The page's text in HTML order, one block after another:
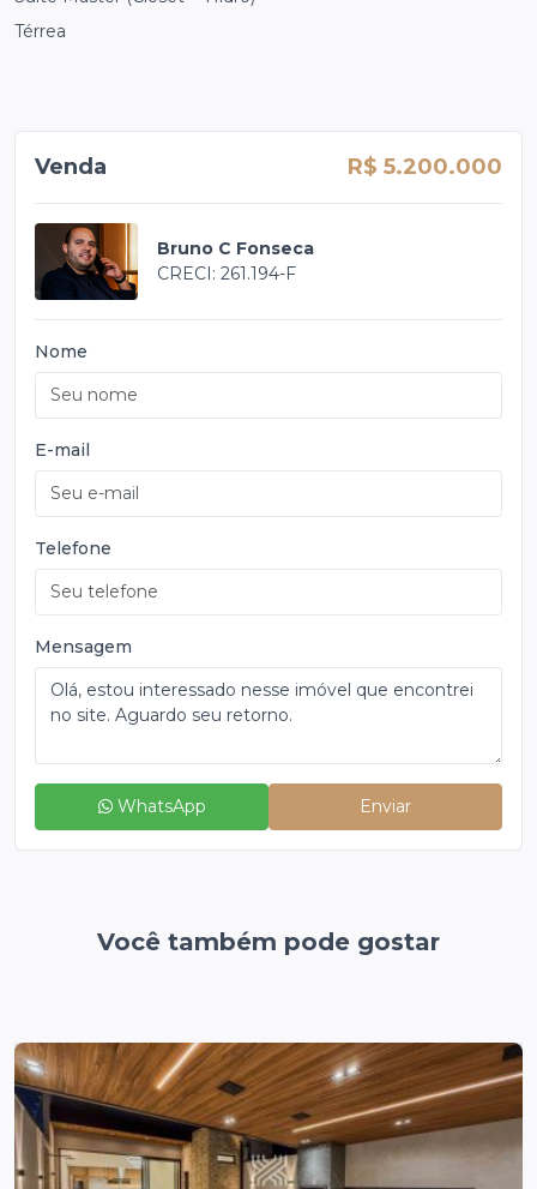
Térrea
Venda R$ 5.200.000
Bruno C Fonseca
CRECI: 261.194-F
Nome
E-mail
Telefone
Mensagem
Enviar
WhatsApp
Você também pode gostar